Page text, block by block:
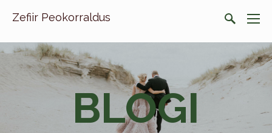
Zefiir Peokorraldus
BLOGI